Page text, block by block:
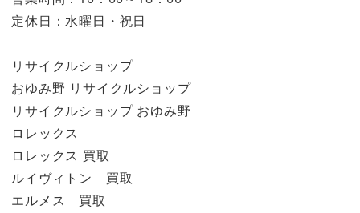
定休日：水曜日・祝日
リサイクルショップ
おゆみ野 リサイクルショップ
リサイクルショップ おゆみ野
ロレックス
ロレックス 買取
ルイヴィトン 買取
エルメス 買取